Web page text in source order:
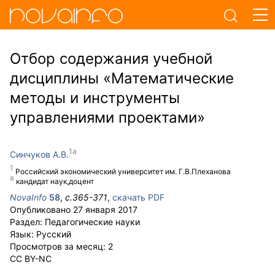
Отбор содержания учебной
дисциплины «Математические
методы и инструменты
управлениями проектами»
Синчуков А.В.
Российский экономический университет им. Г.В.Плеханова
кандидат наук,доцент
NovaInfo 58, с.365-371, скачать PDF
Опубликовано 27 января 2017
Раздел: Педагогические науки
Язык: Русский
Просмотров за месяц: 2
CC BY-NC